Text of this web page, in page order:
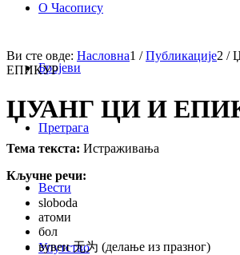
О Часопису
Бројеви
Претрага
Вести
Упутство
Ви сте овде: Насловна1 / Публикације2 /
ЕПИКУР
ЏУАНГ ЦИ И
Тема текста: Истраживања
Кључне речи:
sloboda
атоми
бол
вувеи 无为 (делање из празног)